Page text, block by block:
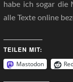
habe ich sogar die
alle Texte online
TEILEN MIT:
Mastodon